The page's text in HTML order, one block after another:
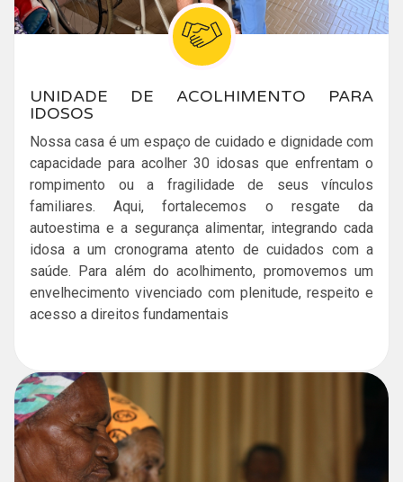
UNIDADE DE ACOLHIMENTO PARA
IDOSOS
Nossa casa é um espaço de cuidado e dignidade com
capacidade para acolher 30 idosas que enfrentam o
rompimento ou a fragilidade de seus vínculos
familiares. Aqui, fortalecemos o resgate da
autoestima e a segurança alimentar, integrando cada
idosa a um cronograma atento de cuidados com a
saúde. Para além do acolhimento, promovemos um
envelhecimento vivenciado com plenitude, respeito e
acesso a direitos fundamentais